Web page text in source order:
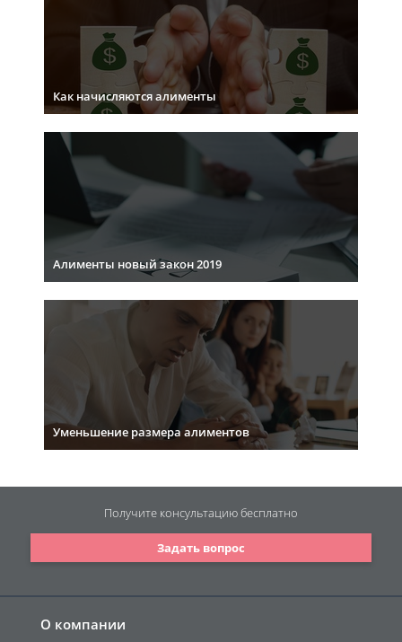
Как начисляются алименты
Алименты новый закон 2019
Уменьшение размера алиментов
О компании
Задать вопрос
Получите консультациюбесплатно